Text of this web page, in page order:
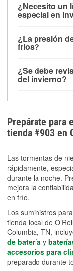
debajo de los
su potencia de
arranque.
¿Necesito un
especial en
la congelación
derretida en la
¿La presión
fríos?
alrededor de 1
temperatura.
¿Se debe
del invierno?
el
extremo.
anticongelante
Prepárate para
tienda #903 en
Las tormentas de
rápidamente,
durante la noche.
mejora la
en frío.
Los suministros
tienda local de
Columbia, TN,
de batería y
accesorios para
preparado durante